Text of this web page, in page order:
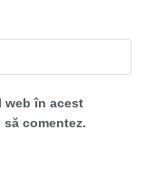
web în acest
comentez.